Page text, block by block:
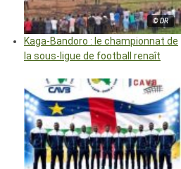
© DR
Kaga-Bandoro : le championnat de
la sous-ligue de football renaît